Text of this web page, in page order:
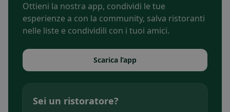
Ottieni la nostra app, condividi le tue
esperienze a con la community, salva ristoranti
nelle liste e condividili con i tuoi amici.
Scarica l’app
Sei un ristoratore?